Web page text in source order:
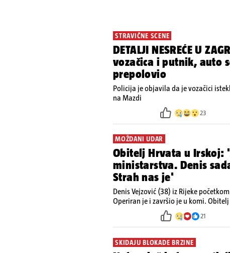
STRAVIČNE SCENE
DETALJI NESREĆE U
vozačica i putnik, auto
prepolovio
Policija je objavila da je vozačici
na Mazdi
23
MOŽDANI UDAR
Obitelj Hrvata u Irskoj:
ministarstva. Denis
Strah nas je'
Denis Vejzović (38) iz Rijeke
Operiran je i završio je u komi.
kako tamošnji liječnici ne vjeruju u
21
SKIDAJU BLOKADE BRZINE